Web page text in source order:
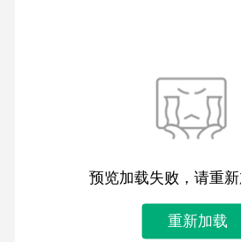
预览加载失败，请重
重新加载